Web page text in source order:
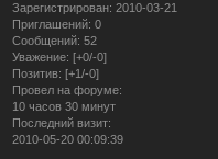
Зарегистрирован: 2010-03-21
Приглашений: 0
Сообщений: 52
Уважение: [+0/-0]
Позитив: [+1/-0]
Провел на форуме:
10 часов 30 минут
Последний визит:
2010-05-20 00:09:39